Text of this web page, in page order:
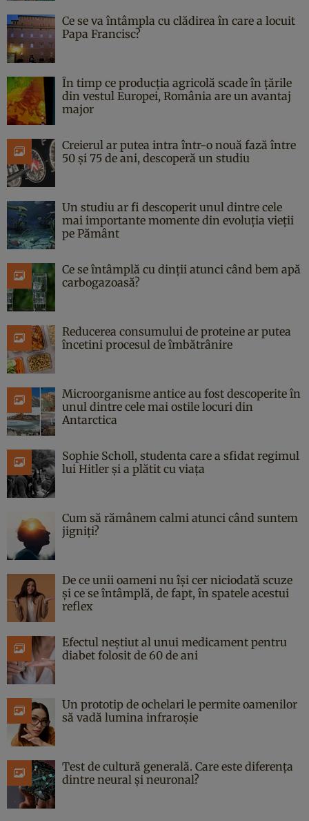
Ce se va întâmpla cu clădirea în care a locuit
Papa Francisc?
În timp ce producția agricolă scade în țările
din vestul Europei, România are un avantaj
major
Creierul ar putea intra într-o nouă fază între
50 și 75 de ani, descoperă un studiu
Un studiu ar fi descoperit unul dintre cele
mai importante momente din evoluția vieții
pe Pământ
Ce se întâmplă cu dinții atunci când bem apă
carbogazoasă?
Reducerea consumului de proteine ar putea
încetini procesul de îmbătrânire
Microorganisme antice au fost descoperite în
unul dintre cele mai ostile locuri din
Antarctica
Sophie Scholl, studenta care a sfidat regimul
lui Hitler și a plătit cu viața
Cum să rămânem calmi atunci când suntem
jigniți?
De ce unii oameni nu își cer niciodată scuze
și ce se întâmplă, de fapt, în spatele acestui
reflex
Efectul neștiut al unui medicament pentru
diabet folosit de 60 de ani
Un prototip de ochelari le permite oamenilor
să vadă lumina infraroșie
Test de cultură generală. Care este diferența
dintre neural și neuronal?